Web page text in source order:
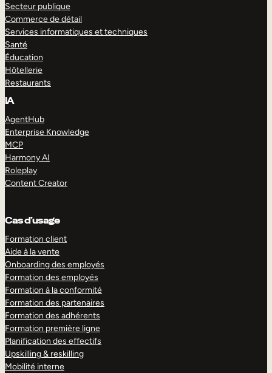
Secteur publique
Commerce de détail
Services informatiques et techniques
Santé
Éducation
Hôtellerie
Restaurants
IA
AgentHub
Enterprise Knowledge
MCP
Harmony AI
Roleplay
Content Creator
Cas d’usage
Formation client
Aide à la vente
Onboarding des employés
Formation des employés
Formation à la conformité
Formation des partenaires
Formation des adhérents
Formation première ligne
Planification des effectifs
Upskilling & reskilling
Mobilité interne